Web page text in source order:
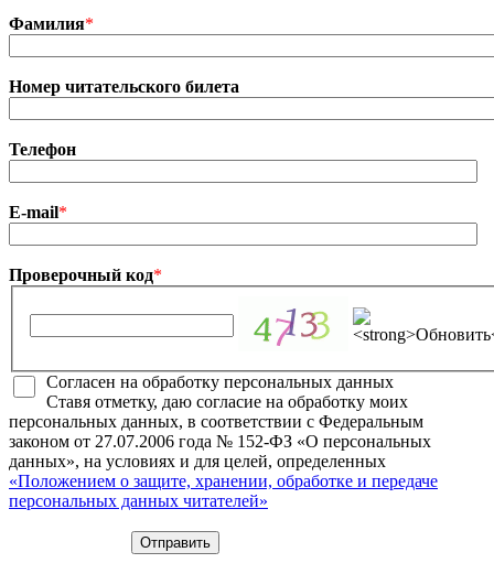
Фамилия*
Номер читательского билета
Телефон
E-mail*
Проверочный код*
Согласен на обработку персональных данных
Ставя отметку, даю согласие на обработку моих
персональных данных, в соответствии с Федеральным
законом от 27.07.2006 года № 152-ФЗ «О персональных
данных», на условиях и для целей, определенных
«Положением о защите, хранении, обработке и передаче
персональных данных читателей»
Отправить